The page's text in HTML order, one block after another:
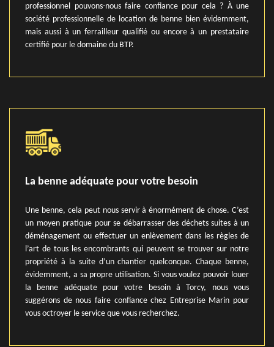
professionnel pouvons-nous faire confiance pour cela ? À une
société professionnelle de location de benne bien évidemment,
mais aussi à un ferrailleur qualifié ou encore à un prestataire
certifié pour le domaine du BTP.
La benne adéquate pour votre besoin
Une benne, cela peut nous servir à énormément de chose. C’est
un moyen pratique pour se débarrasser des déchets suites à un
déménagement ou effectuer un enlèvement dans les règles de
l’art de tous les encombrants qui peuvent se trouver sur notre
propriété à la suite d’un chantier quelconque. Chaque benne,
évidemment, a sa propre utilisation. Si vous voulez pouvoir louer
la benne adéquate pour votre besoin à Torcy, nous vous
suggérons de nous faire confiance chez Entreprise Marin pour
vous octroyer le service que vous recherchez.